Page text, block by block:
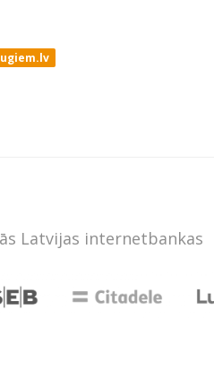
Latvijas internetbankas